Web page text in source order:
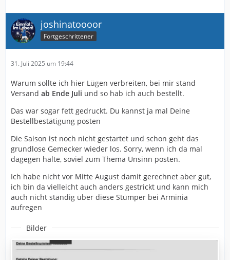
joshinatoooor
Fortgeschrittener
31. Juli 2025 um 19:44
Warum sollte ich hier Lügen verbreiten, bei mir stand
Versand ab Ende Juli und so hab ich auch bestellt.
Das war sogar fett gedruckt. Du kannst ja mal Deine
Bestellbestätigung posten
Die Saison ist noch nicht gestartet und schon geht das
grundlose Gemecker wieder los. Sorry, wenn ich da mal
dagegen halte, soviel zum Thema Unsinn posten.
Ich habe nicht vor Mitte August damit gerechnet aber gut,
ich bin da vielleicht auch anders gestrickt und kann mich
auch nicht ständig über diese Stümper bei Arminia
aufregen
Bilder